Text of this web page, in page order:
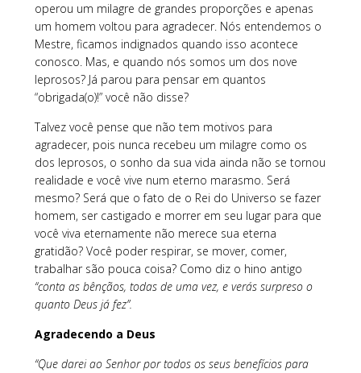
operou um milagre de grandes proporções e apenas
um homem voltou para agradecer. Nós entendemos o
Mestre, ficamos indignados quando isso acontece
conosco. Mas, e quando nós somos um dos nove
leprosos? Já parou para pensar em quantos
“obrigada(o)!” você não disse?
Talvez você pense que não tem motivos para
agradecer, pois nunca recebeu um milagre como os
dos leprosos, o sonho da sua vida ainda não se tornou
realidade e você vive num eterno marasmo. Será
mesmo? Será que o fato de o Rei do Universo se fazer
homem, ser castigado e morrer em seu lugar para que
você viva eternamente não merece sua eterna
gratidão? Você poder respirar, se mover, comer,
trabalhar são pouca coisa? Como diz o hino antigo
“conta as bênçãos, todas de uma vez, e verás surpreso o
quanto Deus já fez”.
Agradecendo a Deus
“Que darei ao Senhor por todos os seus benefícios para